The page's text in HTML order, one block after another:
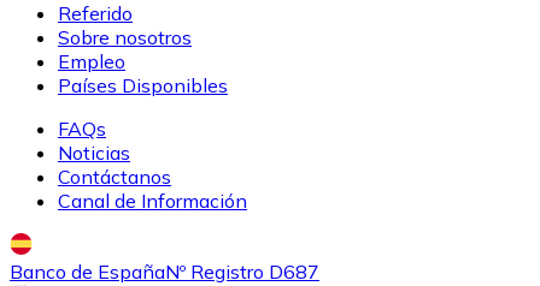
Referido
Sobre nosotros
Empleo
Países Disponibles
FAQs
Noticias
Contáctanos
Canal de Información
Banco de EspañaNº Registro D687